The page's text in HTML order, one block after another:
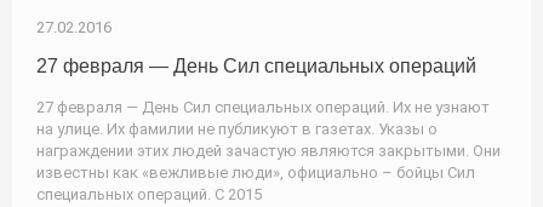
27.02.2016
27 февраля — День Сил специальных операций
27 февраля — День Сил специальных операций. Их не узнают
на улице. Их фамилии не публикуют в газетах. Указы о
награждении этих людей зачастую являются закрытыми. Они
известны как «вежливые люди», официально – бойцы Сил
специальных операций. С 2015